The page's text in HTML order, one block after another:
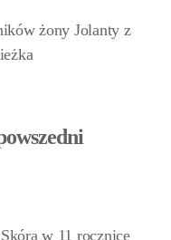
żony Jolanty z
w 11 rocznicę